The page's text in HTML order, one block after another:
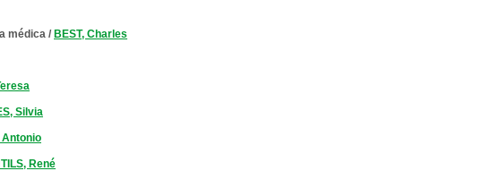
médica / BEST, Charles
Silvia
Antonio
René